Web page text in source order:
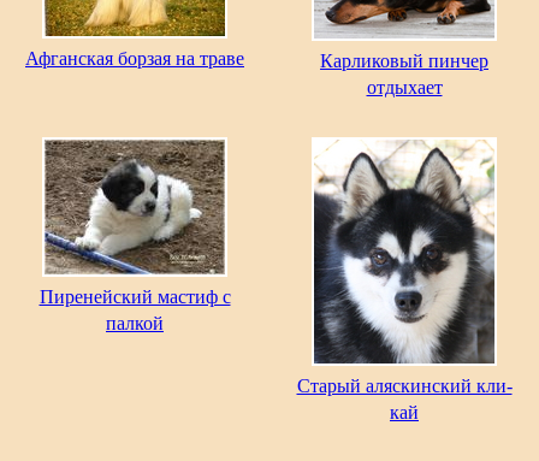
Афганская борзая на траве
Карликовый пинчер
отдыхает
Пиренейский мастиф с
палкой
Старый аляскинский кли-
кай